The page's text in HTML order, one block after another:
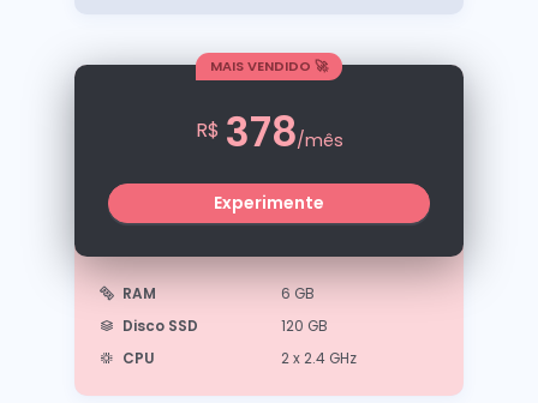
MAIS VENDIDO 🚀
R$ 378/mês
Experimente
RAM
6 GB
Disco SSD
120 GB
CPU
2 x 2.4 GHz